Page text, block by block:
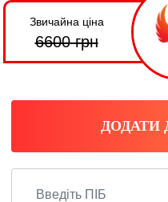
Звичайна ціна
6600грн
ДОДАТИ